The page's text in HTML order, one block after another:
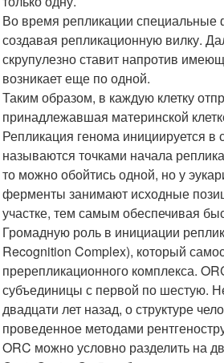
Во время репликации специальные
создавая репликационную вилку.
скрупулезно ставит напротив
возникает еще по одной.
Таким образом, в каждую клетку
принадлежавшая материнской
Репликация генома инициируется
называются точками начала
то можно обойтись одной, но у
ферменты занимают исходные
участке, тем самым обеспечивая
Громадную роль в инициации
Recognition Complex), который
пререпликационного комплекса.
субъединицы с первой по шестую.
двадцати лет назад, о структуре
проведенное методами
ORC можно условно разделить на